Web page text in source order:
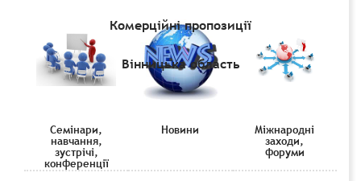
Комерційні пропозиції
Вінницька область
Семінари,
навчання,
зустрічі,
конференції
Новини Міжнародні
заходи,
форуми